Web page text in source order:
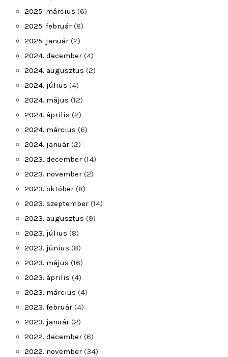
2025. március (6)
2025. február (8)
2025. január (2)
2024. december (4)
2024. augusztus (2)
2024. július (4)
2024. május (12)
2024. április (2)
2024. március (6)
2024. január (2)
2023. december (14)
2023. november (2)
2023. október (8)
2023. szeptember (14)
2023. augusztus (9)
2023. július (8)
2023. június (8)
2023. május (16)
2023. április (4)
2023. március (4)
2023. február (4)
2023. január (2)
2022. december (6)
2022. november (34)